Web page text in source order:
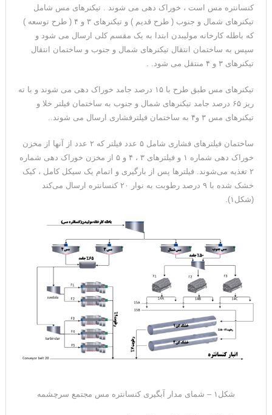
کنسانتره مس است ، خوراک دهی می شوند . تیکنرهای مس شامل
تیکنرهای شمال و جنوب ( طرح قدیم ) و تیکنرهای ۳ و ۴ ( طرح توسعه )
که باطله کارخانه مولیبدن ابتدا به یک مقسم کلی ارسال می شود و
سپس به ساختمان انتقال تیکنرهای شمال و جنوب و ساختمان انتقال
تیکنرهای ۳ و ۴ منتقل می شود. .
تیکنرهای مس طبق طرح با ۱۵ درصد جامد خوراک دهی می شوند و با ته
ریز ۶۵ درصد جامد تیکنرهای شمال و جنوب به ساختمان فیلتر خلا و
تیکنرهای مس ۳ و۴ به ساختمان فیلترفشاری ارسال می شوند..
ساختمان فیلترهای فشاری شامل ۵ عدد فیلتر که ۲ عدد از آنها از مخزن
خوراک دهی شماره ۱ و فیلترهای ۳ ، ۴ و ۵ از مخزن خوراک دهی شماره
۲ تغذیه می‌شوند. فیلترها پس از بارگیری و اتمام یک سیکل کامل ، کیک
خشک شده با ۹ درصد رطوبت به نوار ۲۰ کنسانتره ارسال می‌کند
(شکل۱).
شکل۱ – شمای مدار آبگیری کنسانتره مس مجتمع سرچشمه